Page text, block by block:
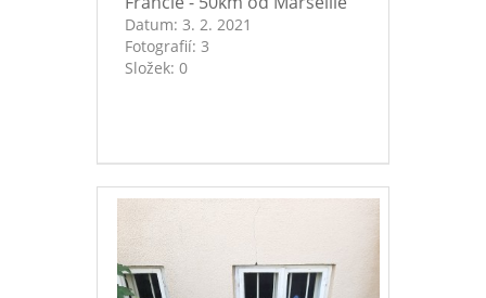
Datum: 3. 2. 2021
Fotografií: 3
Složek: 0